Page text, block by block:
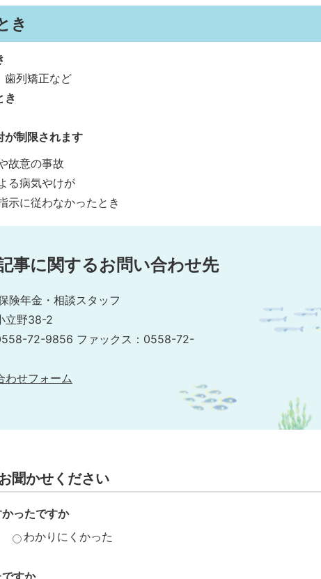
き
歯列矯正など
き
が制限されます
故意の事故
る病気やけが
示に従わなかったとき
事に関するお問い合わせ先
険年金・相談スタッフ
立野38-2
72-9856 ファックス：0558-72-
わせフォーム
聞かせください
ったですか
わかりにくかった
すか